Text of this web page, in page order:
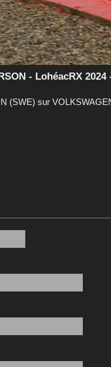
- LohéacRX 2024
(SWE) sur